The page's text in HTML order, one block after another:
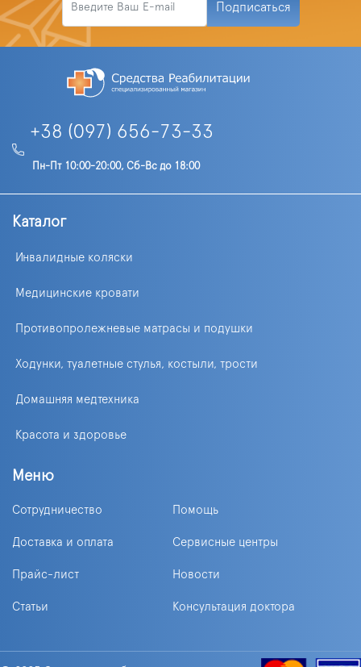
Подписаться
+38 (097) 656-73-33
Пн-Пт 10:00-20:00, Сб-Вс до 18:00
Каталог
Инвалидные коляски
Медицинские кровати
Противопролежневые матрасы и подушки
Ходунки, туалетные стулья, костыли, трости
Домашняя медтехника
Красота и здоровье
Меню
Сотрудничество Помощь
Доставка и оплата Сервисные центры
Прайс-лист Новости
Статьи Консультация доктора